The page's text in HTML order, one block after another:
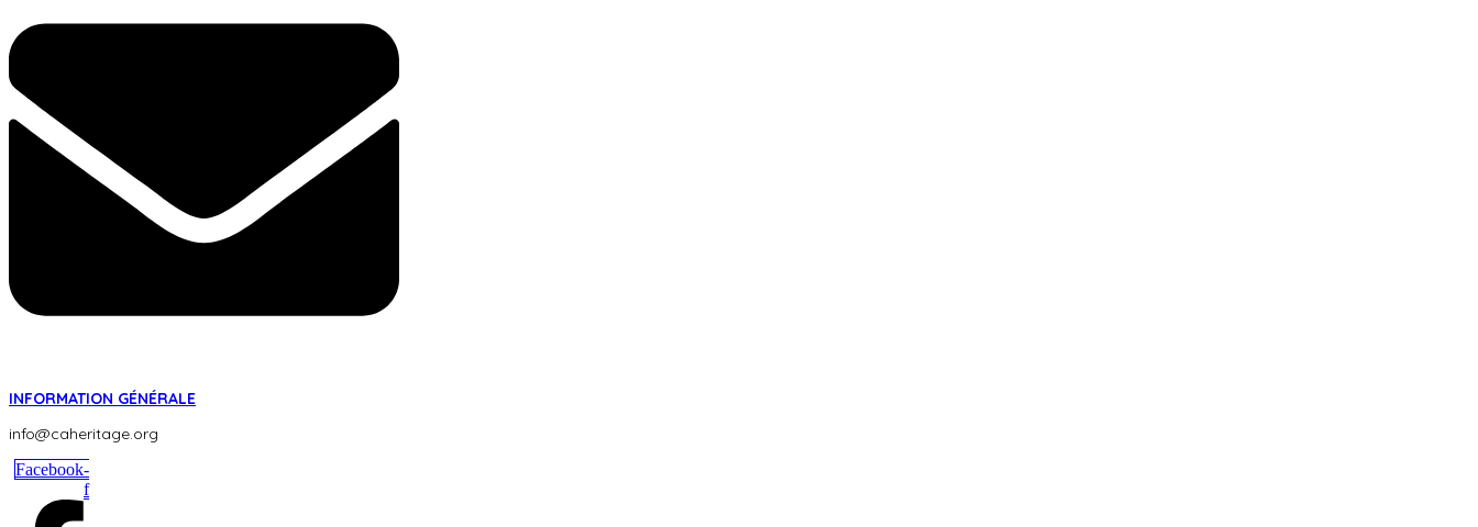
INFORMATION GÉNÉRALE
info@caheritage.org
Facebook-
f